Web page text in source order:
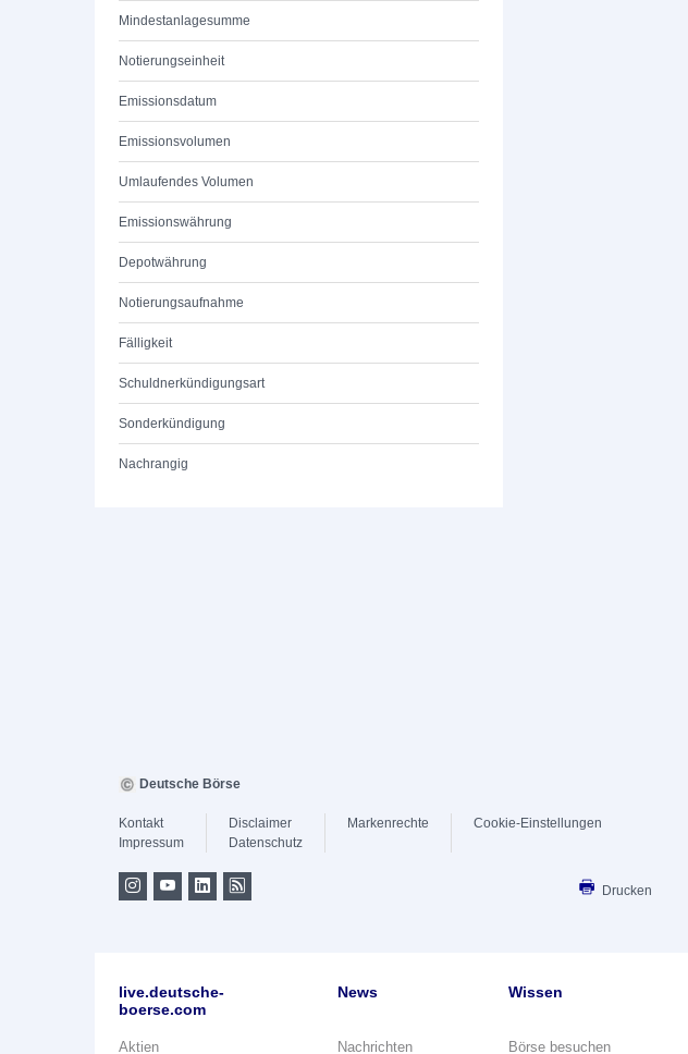
Mindestanlagesumme
Notierungseinheit
Emissionsdatum
Emissionsvolumen
Umlaufendes Volumen
Emissionswährung
Depotwährung
Notierungsaufnahme
Fälligkeit
Schuldnerkündigungsart
Sonderkündigung
Nachrangig
Deutsche Börse
Kontakt
Impressum
Disclaimer
Datenschutz
Markenrechte Cookie-Einstellungen
Drucken
live.deutsche-
boerse.com
Aktien
News
Nachrichten
Wissen
Börse besuchen